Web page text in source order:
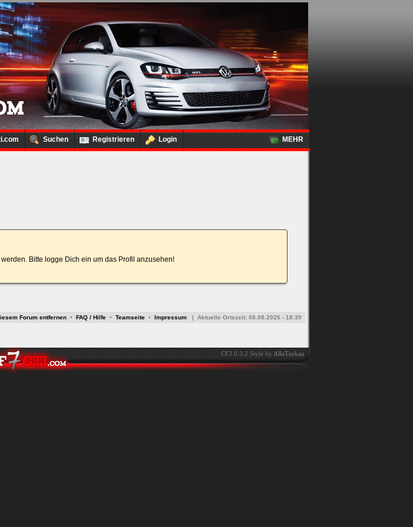
Suchen Registrieren Login MEHR
Bitte logge Dich ein um das Profil anzusehen!
Forum entfernen • FAQ / Hilfe • Teamseite • Impressum | Aktuelle Ortszeit: 08.08.2026 - 18:39
CF3.0.3.2 Style byAllaTurkaa